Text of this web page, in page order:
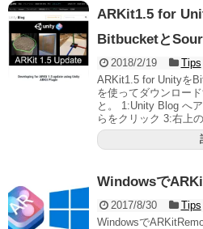
ARKit1.5 for
Bitbucketと
2018/2/19
Tips
ARKit1.5 for Unityを
を使ってダウンロー
と。 1:Unity Blog へ
らをクリック 3:右上の
Windowsで
2017/8/30
Tips
Windowsで